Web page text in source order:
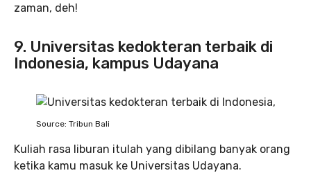
zaman, deh!
9. Universitas kedokteran terbaik di
Indonesia, kampus Udayana
Source: Tribun Bali
Kuliah rasa liburan itulah yang dibilang banyak orang
ketika kamu masuk ke Universitas Udayana.